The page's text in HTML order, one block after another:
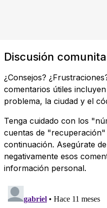
Discusión
¿Consejos?
comentarios útiles
problema, la ciudad y el
Tenga cuidado con los
cuentas de
continuación. Asegúrate
negativamente esos
información personal.